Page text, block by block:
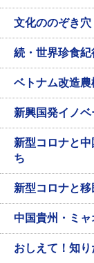
文化ののぞき穴
続・世界珍食紀
ベトナム改造農
新興国発イノベ
新型コロナと
ち
新型コロナと移
中国貴州・ミ
おしえて！知